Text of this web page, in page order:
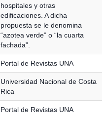
hospitales y otras
edificaciones. A dicha
propuesta se le denomina
“azotea verde” o “la cuarta
fachada”.
Portal de Revistas UNA
Universidad Nacional de Costa
Rica
Portal de Revistas UNA